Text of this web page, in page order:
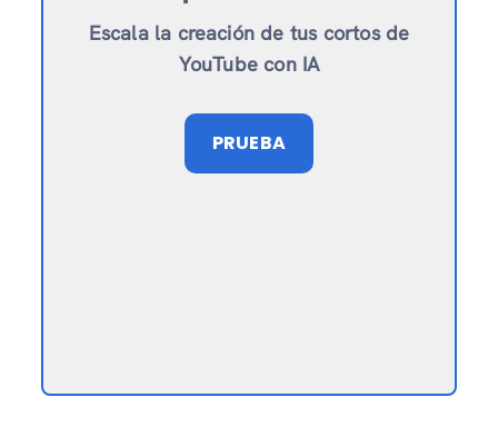
Escala la creación de tus cortos de
YouTube con IA
PRUEBA